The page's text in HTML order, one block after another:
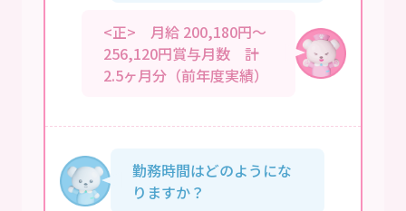
<正> 月給 200,180円～
256,120円賞与月数 計
2.5ヶ月分（前年度実績）
勤務時間はどのようにな
りますか？